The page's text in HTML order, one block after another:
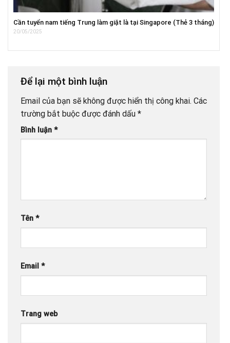
Cần tuyển nam tiếng Trung làm giặt là tại Singapore (Thẻ 3 tháng)
20/05/2025
Để lại một bình luận
Email của bạn sẽ không được hiển thị công khai. Các
trường bắt buộc được đánh dấu *
Bình luận *
Tên *
Email *
Trang web